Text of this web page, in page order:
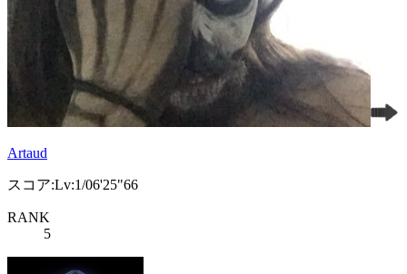
Artaud
スコア:Lv:1/06'25"66
RANK
5